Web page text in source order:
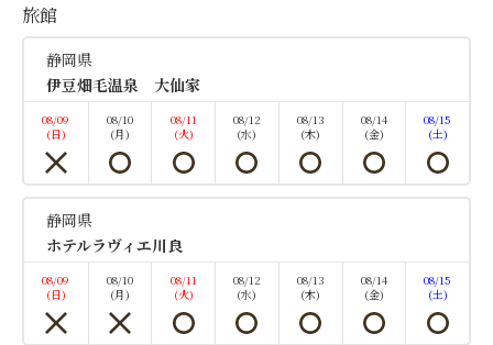
おすすめ ２食付き
とろける牛すき鍋と鮮魚四種盛 旬
を愛でる「月見草会席」 ＜6月～9
月＞
朝食・夕食
in 14:00~ 19:00 / out 11:00まで
～お造りがグレードアップし、メインに「すき鍋」を
旅館
静岡県
伊豆畑毛温泉 大仙家
08/09
(日)
08/10
(月)
08/11
(火)
08/12
(水)
08/13
(木)
08/14
(金)
08/15
(土)
静岡県
ホテルラヴィエ川良
08/09
(日)
08/10
(月)
08/11
(火)
08/12
(水)
08/13
(木)
08/14
(金)
08/15
(土)